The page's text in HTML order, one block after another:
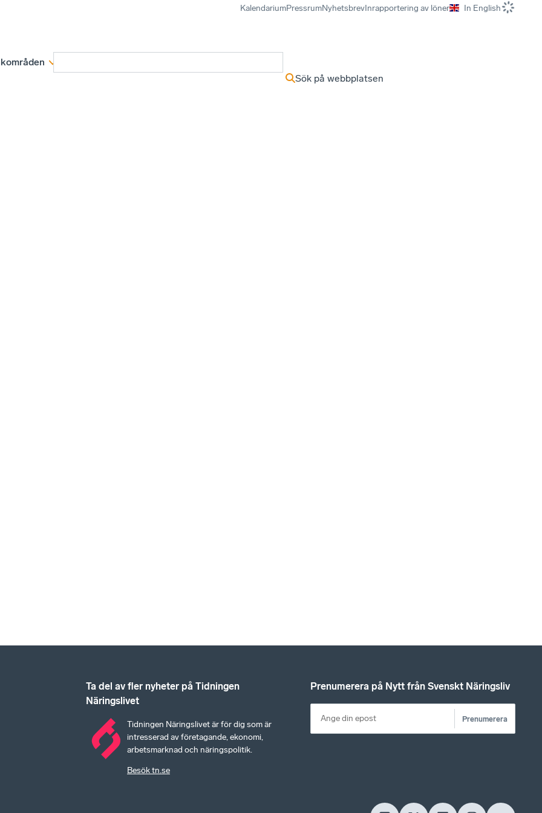
KalendariumPressrumNyhetsbrevInrapportering av löner In English
Sök på webbplatsen
Ta del av fler nyheter på Tidningen
Näringslivet
Tidningen Näringslivet är för dig som är
intresserad av företagande, ekonomi,
arbetsmarknad och näringspolitik.
Besök tn.se
Prenumerera på Nytt från Svenskt Näringsliv
Prenumerera